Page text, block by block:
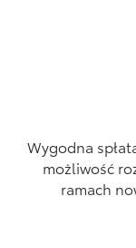
Wygodna
możliwość
ramach